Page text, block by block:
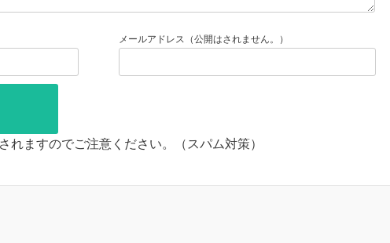
メールアドレス（公開はされません。）
れますのでご注意ください。（スパム対策）